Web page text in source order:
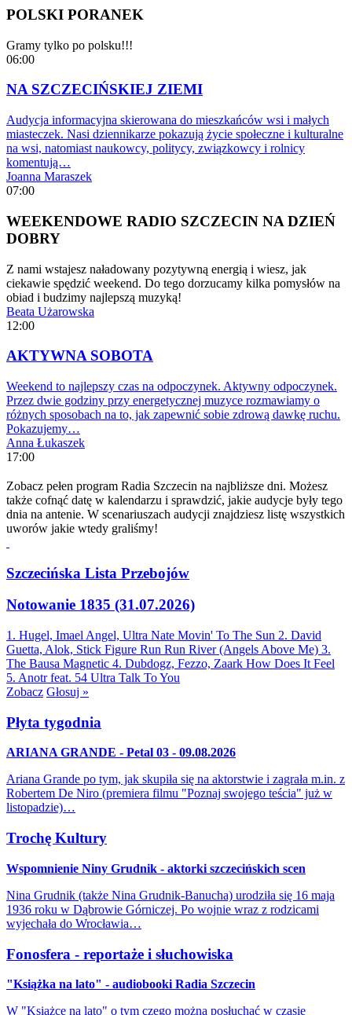
POLSKI PORANEK
Gramy tylko po polsku!!!
06:00
NA SZCZECIŃSKIEJ ZIEMI
Audycja informacyjna skierowana do mieszkańców wsi i małych
miasteczek. Nasi dziennikarze pokazują życie społeczne i kulturalne
na wsi, natomiast naukowcy, politycy, związkowcy i rolnicy
komentują…
Joanna Maraszek
07:00
WEEKENDOWE RADIO SZCZECIN NA DZIEŃ
DOBRY
Z nami wstajesz naładowany pozytywną energią i wiesz, jak
ciekawie spędzić weekend. Do tego dorzucamy kilka pomysłów na
obiad i budzimy najlepszą muzyką!
Beata Użarowska
12:00
AKTYWNA SOBOTA
Weekend to najlepszy czas na odpoczynek. Aktywny odpoczynek.
Przez dwie godziny przy energetycznej muzyce rozmawiamy o
różnych sposobach na to, jak zapewnić sobie zdrową dawkę ruchu.
Pokazujemy…
Anna Łukaszek
17:00
Zobacz pełen program Radia Szczecin na najbliższe dni. Możesz
także cofnąć datę w kalendarzu i sprawdzić, jakie audycje były tego
dnia na antenie. W scenariuszach audycji znajdziesz listę wszystkich
uworów jakie wtedy graliśmy!
Szczecińska Lista Przebojów
Notowanie 1835 (31.07.2026)
1. Hugel, Imael Angel, Ultra Nate Movin' To The Sun 2. David
Guetta, Alok, Stick Figure Run Run River (Angels Above Me) 3.
The Bausa Magnetic 4. Dubdogz, Fezzo, Zaark How Does It Feel
5. Anotr feat. 54 Ultra Talk To You
Zobacz Głosuj »
Płyta tygodnia
ARIANA GRANDE - Petal 03 - 09.08.2026
Ariana Grande po tym, jak skupiła się na aktorstwie i zagrała m.in. z
Robertem De Niro (premiera filmu "Poznaj swojego teścia" już w
listopadzie)…
Trochę Kultury
Wspomnienie Niny Grudnik - aktorki szczecińskich scen
Nina Grudnik (także Nina Grudnik-Banucha) urodziła się 16 maja
1936 roku w Dąbrowie Górniczej. Po wojnie wraz z rodzicami
wyjechała do Wrocławia…
Fonosfera - reportaże i słuchowiska
"Książka na lato" - audiobooki Radia Szczecin
W "Książce na lato" o tym czego można posłuchać w czasie